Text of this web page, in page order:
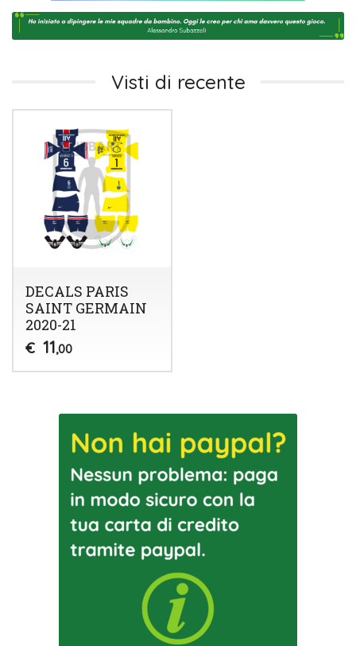
Visti di recente
DECALS PARIS
SAINT GERMAIN
2020-21
€ 11,00